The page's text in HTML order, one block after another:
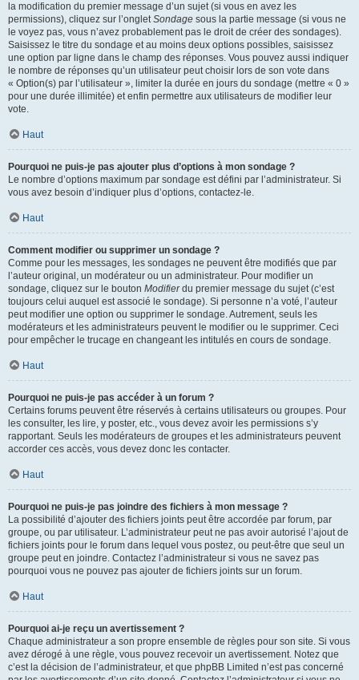
la modification du premier message d’un sujet (si vous en avez les
permissions), cliquez sur l’ongletSondage sous la partie message (si vous ne
le voyez pas, vous n’avez probablement pas le droit de créer des sondages).
Saisissez le titre du sondage et au moins deux options possibles, saisissez
une option par ligne dans le champ des réponses. Vous pouvez aussi indiquer
le nombre de réponses qu’un utilisateur peut choisir lors de son vote dans
« Option(s) par l’utilisateur », limiter la durée en jours du sondage (mettre « 0 »
pour une durée illimitée) et enfin permettre aux utilisateurs de modifier leur
vote.
Haut
Pourquoi ne puis-je pas ajouter plus d’options à mon sondage ?
Le nombre d’options maximum par sondage est défini par l’administrateur. Si
vous avez besoin d’indiquer plus d’options, contactez-le.
Haut
Comment modifier ou supprimer un sondage ?
Comme pour les messages, les sondages ne peuvent être modifiés que par
l’auteur original, un modérateur ou un administrateur. Pour modifier un
sondage, cliquez sur le bouton Modifierdu premier message du sujet (c’est
toujours celui auquel est associé le sondage). Si personne n’a voté, l’auteur
peut modifier une option ou supprimer le sondage. Autrement, seuls les
modérateurs et les administrateurs peuvent le modifier ou le supprimer. Ceci
pour empêcher le trucage en changeant les intitulés en cours de sondage.
Haut
Pourquoi ne puis-je pas accéder à un forum ?
Certains forums peuvent être réservés à certains utilisateurs ou groupes. Pour
les consulter, les lire, y poster, etc., vous devez avoir les permissions s’y
rapportant. Seuls les modérateurs de groupes et les administrateurs peuvent
accorder ces accès, vous devez donc les contacter.
Haut
Pourquoi ne puis-je pas joindre des fichiers à mon message ?
La possibilité d’ajouter des fichiers joints peut être accordée par forum, par
groupe, ou par utilisateur. L’administrateur peut ne pas avoir autorisé l’ajout de
fichiers joints pour le forum dans lequel vous postez, ou peut-être que seul un
groupe peut en joindre. Contactez l’administrateur si vous ne savez pas
pourquoi vous ne pouvez pas ajouter de fichiers joints sur un forum.
Haut
Pourquoi ai-je reçu un avertissement ?
Chaque administrateur a son propre ensemble de règles pour son site. Si vous
avez dérogé à une règle, vous pouvez recevoir un avertissement. Notez que
c’est la décision de l’administrateur, et que phpBB Limited n’est pas concerné